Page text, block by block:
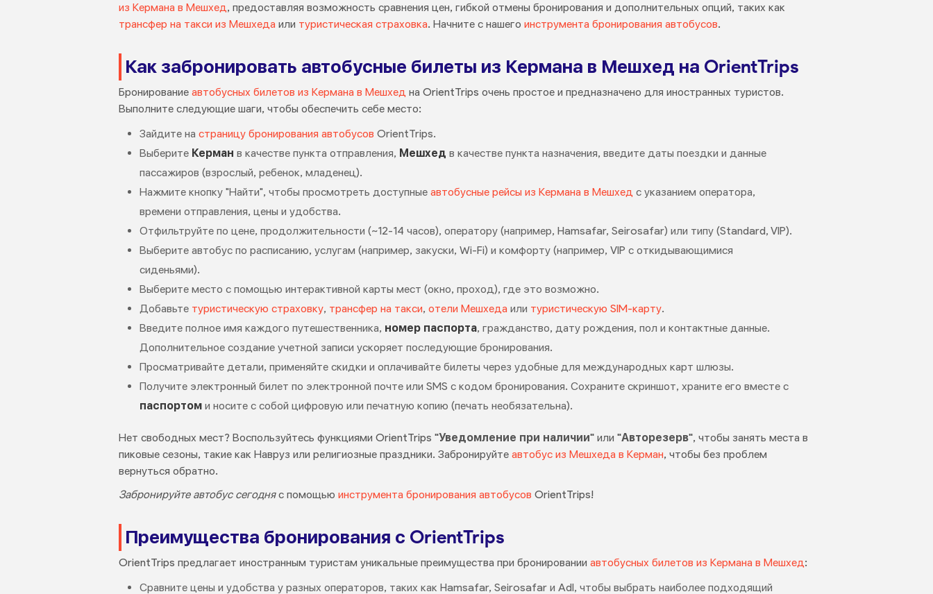
из Кермана в Мешхед, предоставляя возможность сравнения цен, гибкой отмены бронирования и дополнительных опций, таких как
трансфер на такси из Мешхеда или туристическая страховка. Начните с нашего инструмента бронирования автобусов.
Как забронировать автобусные билеты из Кермана в Мешхед на OrientTrips
Бронирование автобусных билетов из Кермана в Мешхед на OrientTrips очень простое и предназначено для иностранных туристов.
Выполните следующие шаги, чтобы обеспечить себе место:
Зайдите на страницу бронирования автобусов OrientTrips.
Выберите Керман в качестве пункта отправления, Мешхед в качестве пункта назначения, введите даты поездки и данные
пассажиров (взрослый, ребенок, младенец).
Нажмите кнопку "Найти", чтобы просмотреть доступные автобусные рейсы из Кермана в Мешхед с указанием оператора,
времени отправления, цены и удобства.
Отфильтруйте по цене, продолжительности (~12-14 часов), оператору (например, Hamsafar, Seirosafar) или типу (Standard, VIP).
Выберите автобус по расписанию, услугам (например, закуски, Wi-Fi) и комфорту (например, VIP с откидывающимися
сиденьями).
Выберите место с помощью интерактивной карты мест (окно, проход), где это возможно.
Добавьте туристическую страховку, трансфер на такси, отели Мешхеда или туристическую SIM-карту.
Введите полное имя каждого путешественника, номер паспорта, гражданство, дату рождения, пол и контактные данные.
Дополнительное создание учетной записи ускоряет последующие бронирования.
Просматривайте детали, применяйте скидки и оплачивайте билеты через удобные для международных карт шлюзы.
Получите электронный билет по электронной почте или SMS с кодом бронирования. Сохраните скриншот, храните его вместе с
паспортом и носите с собой цифровую или печатную копию (печать необязательна).
Нет свободных мест? Воспользуйтесь функциями OrientTrips "Уведомление при наличии" или "Авторезерв", чтобы занять места в
пиковые сезоны, такие как Навруз или религиозные праздники. Забронируйте автобус из Мешхеда в Керман, чтобы без проблем
вернуться обратно.
Забронируйте автобус сегодняс помощью инструмента бронирования автобусов OrientTrips!
Преимущества бронирования с OrientTrips
OrientTrips предлагает иностранным туристам уникальные преимущества при бронировании автобусных билетов из Кермана в Мешхед:
Сравните цены и удобства у разных операторов, таких как Hamsafar, Seirosafar и Adl, чтобы выбрать наиболее подходящий